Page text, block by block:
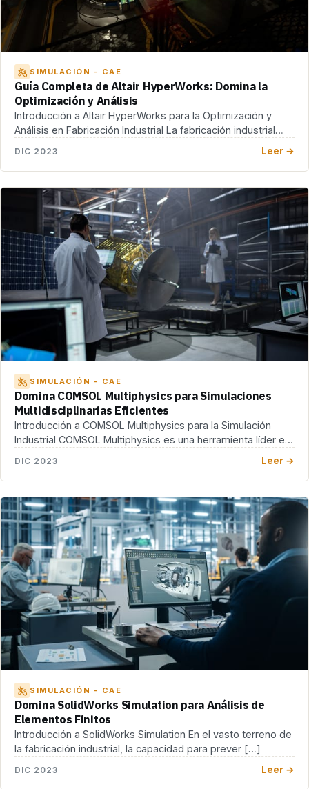
SIMULACIÓN - CAE
Guía Completa de Altair HyperWorks: Domina la
Optimización y Análisis
Introducción a Altair HyperWorks para la Optimización y
Análisis en Fabricación Industrial La fabricación industrial
DIC 2023 Leer →
SIMULACIÓN - CAE
Domina COMSOL Multiphysics para Simulaciones
Multidisciplinarias Eficientes
Introducción a COMSOL Multiphysics para la Simulación
Industrial COMSOL Multiphysics es una herramienta líder en
DIC 2023 Leer →
SIMULACIÓN - CAE
Domina SolidWorks Simulation para Análisis de
Elementos Finitos
Introducción a SolidWorks Simulation En el vasto terreno de
la fabricación industrial, la capacidad para prever […]
DIC 2023 Leer →